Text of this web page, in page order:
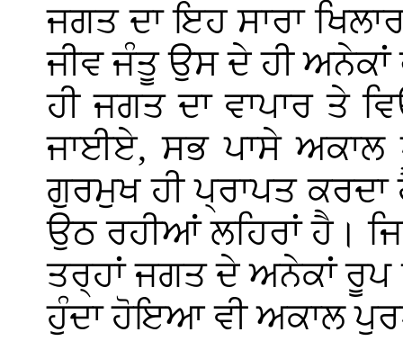
ਜਗਤ ਦਾ ਇਹ ਸਾਰਾ
ਜੀਵ ਜੰਤੂ ਉਸ ਦੇ ਹੀ
ਹੀ ਜਗਤ ਦਾ ਵਾਪਾਰ ਤੇ
ਜਾਈਏ, ਸਭ ਪਾਸੇ
ਗੁਰਮੁਖ ਹੀ ਪ੍ਰਾਪਤ
ਉਠ ਰਹੀਆਂ ਲਹਿਰਾਂ ਹੈ।
ਤਰ੍ਹਾਂ ਜਗਤ ਦੇ ਅਨੇਕਾਂ
ਹੁੰਦਾ ਹੋਇਆ ਵੀ ਅਕਾਲ